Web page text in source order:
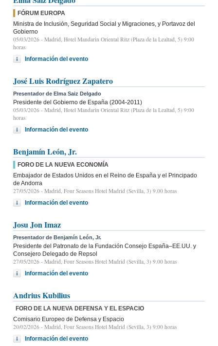
FÓRUM EUROPA
Ministra de Inclusión, Seguridad Social y Migraciones, y Portavoz del
Gobierno
05/03/2026 - Madrid, Hotel Mandarin Oriental Ritz (Plaza de la Lealtad, 5) 9:00
horas
Información del evento
José Luis Rodríguez Zapatero
Presentador de Elma Saiz Delgado
Presidente del Gobierno de España (2004-2011)
05/03/2026 - Madrid, Hotel Mandarin Oriental Ritz (Plaza de la Lealtad, 5) 9:00
horas
Información del evento
Benjamín León, Jr.
FORO DE LA NUEVA ECONOMÍA
Embajador de Estados Unidos en el Reino de España y el Principado
de Andorra
27/05/2026 - Madrid, Four Seasons Hotel Madrid (Sevilla, 3) 9.00 horas
Información del evento
Josu Jon Imaz
Presentador de Benjamín León, Jr.
Presidente del Patronato de la Fundación Consejo España–EE.UU. y
Consejero Delegado de Repsol
27/05/2026 - Madrid, Four Seasons Hotel Madrid (Sevilla, 3) 9.00 horas
Información del evento
Andrius Kubilius
FORO DE LA NUEVA DEFENSA Y EL ESPACIO
Comisario Europeo de Defensa y Espacio
20/02/2026 - Madrid, Four Seasons Hotel Madrid (Sevilla, 3) 9:00 horas
Información del evento